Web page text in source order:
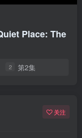
Place: The
2 第2集
关注